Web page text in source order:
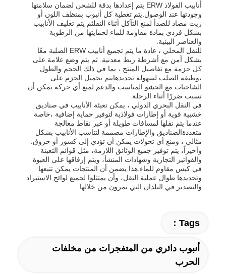
أنابيب الفولاذ ERW يتم إعدادها بدقة للشحن لضمان سلامتها
وجودتها عند الوصول.يتم تغطية كل أنبوب بمنظف اللون أو
زيت مضاد للصدأ لمنع التآكل أثناء النقلثم يتم تغليف الأنابيب
بشكل فردي بمادة مقاومة للماء لحمايتها من الرطوبة
والعناصر البيئية.
للنقل المحلي ، عادة ما يتم تجميع أنابيب ERW الصلبة معًا
بشكل آمن مع أشرطة ربط معدنية. ثم يتم وضع علامة على
كل حزمة مع تفاصيل المنتج ، بما في ذلك الحجم والطول
،وطبقة الصلب لسهولة تحديدهايتم تحميل الحزم على
الشاحنات مع الحشو المناسب والدعم لمنع أي حركة يمكن أن
تسبب ضررًا أثناء الرحلة.
في النقل البحري الدولي ، يمكن تعبئة الأنابيب في صناديق
خشبية قوية أو إطارات فولاذية لتوفير حماية إضافية ،خاصة
عندما يتم نقلها لمسافات طويلة أو عبر نقاط معالجة
متعددةالصناديق والإطارات مصممة لتناسب الأنابيب بشكل
مثالي ، ومنع أي تحولات يمكن أن تؤدي إلى كسور أو حروق.
وأخيراً، يتم توفير جميع الوثائق اللازمة، مثل قوائم التعبئة
والفواتير التجارية وشهادات المنشأ، ويتم إرفاقها على العبوة
في كيس مقاوم للماء.هذا يضمن أن المنتجات يمكن تتبعها
وتحديدها طوال عملية النقل، وأن يمتثلوا لجميع لوائح الاستيراد
والتصدير في البلدان التي يمرون من خلالها.
Tags：
أنبوب دائري من المتفجرات من مخلفات
الحرب